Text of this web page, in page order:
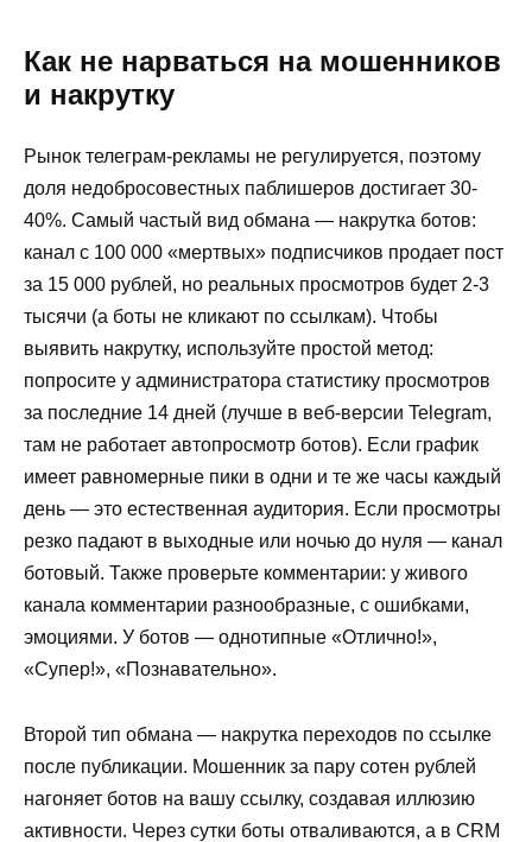
Как не нарваться на мошенников
и накрутку
Рынок телеграм-рекламы не регулируется, поэтому
доля недобросовестных паблишеров достигает 30-
40%. Самый частый вид обмана — накрутка ботов:
канал с 100 000 «мертвых» подписчиков продает пост
за 15 000 рублей, но реальных просмотров будет 2-3
тысячи (а боты не кликают по ссылкам). Чтобы
выявить накрутку, используйте простой метод:
попросите у администратора статистику просмотров
за последние 14 дней (лучше в веб-версии Telegram,
там не работает автопросмотр ботов). Если график
имеет равномерные пики в одни и те же часы каждый
день — это естественная аудитория. Если просмотры
резко падают в выходные или ночью до нуля — канал
ботовый. Также проверьте комментарии: у живого
канала комментарии разнообразные, с ошибками,
эмоциями. У ботов — однотипные «Отлично!»,
«Супер!», «Познавательно».
Второй тип обмана — накрутка переходов по ссылке
после публикации. Мошенник за пару сотен рублей
нагоняет ботов на вашу ссылку, создавая иллюзию
активности. Через сутки боты отваливаются, а в CRM